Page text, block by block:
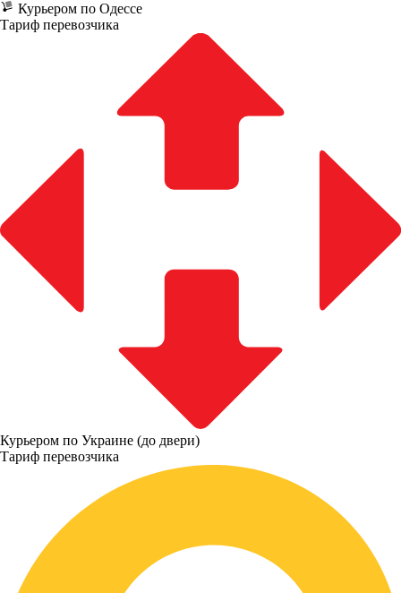
Курьером по Одессе
Тариф перевозчика
Курьером по Украине (до двери)
Тариф перевозчика